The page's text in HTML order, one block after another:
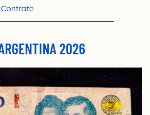
Contrate
2026